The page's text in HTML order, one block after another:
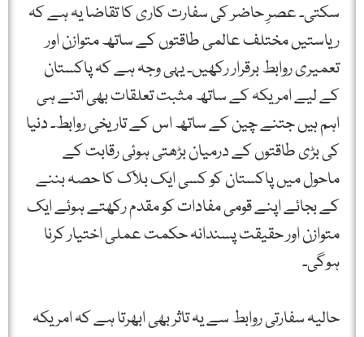
سکتی۔ عصرِ حاضر کی سفارت کاری کا تقاضا یہ ہے کہ
ریاستیں مختلف عالمی طاقتوں کے ساتھ متوازن اور
تعمیری روابط برقرار رکھیں۔ یہی وجہ ہے کہ پاکستان
کے لیے امریکہ کے ساتھ مثبت تعلقات بھی اتنے ہی
اہم ہیں جتنے چین کے ساتھ اس کے تاریخی روابط۔ دنیا
کی بڑی طاقتوں کے درمیان بڑھتی ہوئی رقابت کے
ماحول میں پاکستان کو کسی ایک بلاک کا حصہ بننے
کے بجائے اپنے قومی مفادات کو مقدم رکھتے ہوئے ایک
متوازن اور حقیقت پسندانہ حکمت عملی اختیار کرنا
ہوگی۔
حالیہ سفارتی روابط سے یہ تاثر بھی ابھرتا ہے کہ امریکہ